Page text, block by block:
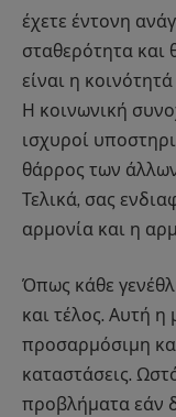
έχετε έντονη
σταθερότητα και
είναι η
Η κοινωνική
ισχυροί
θάρρος των
Τελικά, σας
αρμονία και η
Όπως κάθε
και τέλος. Αυτή η
προσαρμόσιμη
καταστάσεις.
προβλήματα εάν